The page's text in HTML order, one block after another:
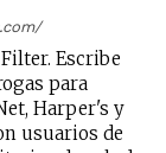
Escribe
para
Harper's y
usuarios de